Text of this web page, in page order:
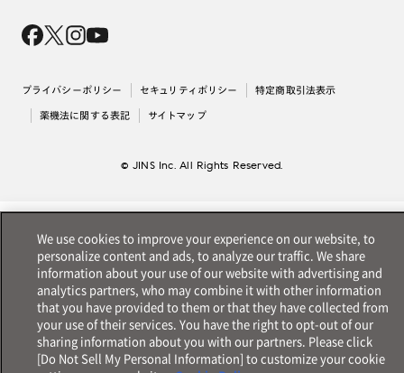
採用情報
出店について
プライバシーポリシー セキュリティポリシー 特定商取引法表示
薬機法に関する表記 サイトマップ
© JINS Inc. All Rights Reserved.
We use cookies to improve your experience on our website, to
personalize content and ads, to analyze our traffic. We share
information about your use of our website with advertising and
analytics partners, who may combine it with other information
that you have provided to them or that they have collected from
your use of their services. You have the right to opt-out of our
sharing information about you with our partners. Please click
[Do Not Sell My Personal Information] to customize your cookie